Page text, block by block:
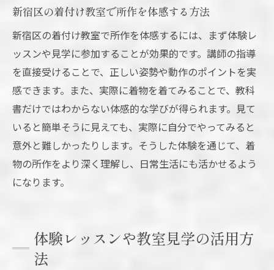
新宿区の着付け教室で所作を体感する方法
新宿区の着付け教室で所作を体感するには、まず体験レ
ッスンや見学に参加することが効果的です。講師の指導
を直接受けることで、正しい姿勢や動作のポイントを実
感できます。また、実際に着物を着てみることで、教科
書だけではわからない体感的な学びが得られます。見て
いると簡単そうに見えても、実際に自分でやってみると
意外と難しかったりします。そうした体験を通じて、着
物の所作をより深く理解し、日常生活にも活かせるよう
になります。
体験レッスンや教室見学の活用方
法